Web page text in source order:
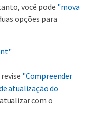
você pode "mova
opções para
"Compreender
atualização do
com o